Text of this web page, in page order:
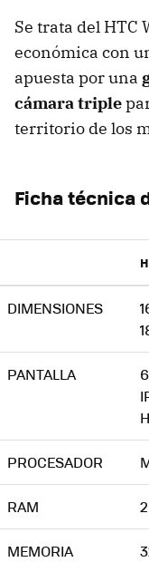
Se trata del
económica con
apuesta por una
cámara triple
territorio de los
Ficha técnica
DIMENSIONES
PANTALLA
PROCESADOR
RAM
MEMORIA